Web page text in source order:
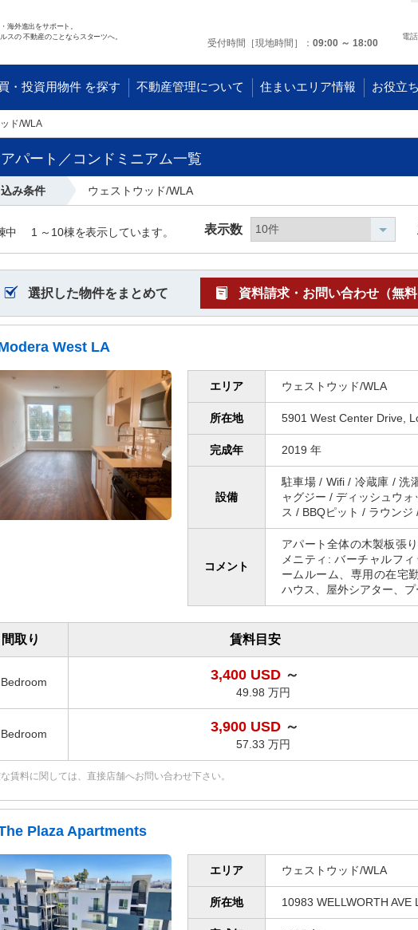
海外進出をサポート。
スの 不動産のことならスターツへ。
受付時間［現地時間］ 09:00 ～ 18:00
電話
・投資用物件 を探す 不動産管理について 住まいエリア情報 お役立
ド/WLA
パート／コンドミニアム一覧
み条件 ウェストウッド/WLA
中 1 ～ 10棟を表示しています。 表示数
選択した物件をまとめて 資料請求・お問い合わせ（無料
West LA
エリア ウェストウッド/WLA
所在地 5901 West Center Drive,
完成年 2019 年
設備
駐車場 / Wifi / 冷蔵庫 / 洗
ャグジー / ディッシュウ
ス / BBQピット / ラウンジ
コメント
アパート全体の木製板張
メニティ: バーチャルフ
ームルーム、専用の在宅
ハウス、屋外シアター、プ
間取り 賃料目安
3,400 USD ～
49.98 万円
3,900 USD ～
57.33 万円
賃料に関しては、直接店舗へお問い合わせ下さい。
Plaza Apartments
エリア ウェストウッド/WLA
所在地 10983 WELLWORTH AVE